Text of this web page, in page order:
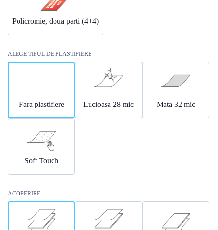
Policromie, doua parti (4+4)
ALEGE TIPUL DE PLASTIFIERE
Fara plastifiere Lucioasa 28 mic Mata 32 mic
Soft Touch
ACOPERIRE